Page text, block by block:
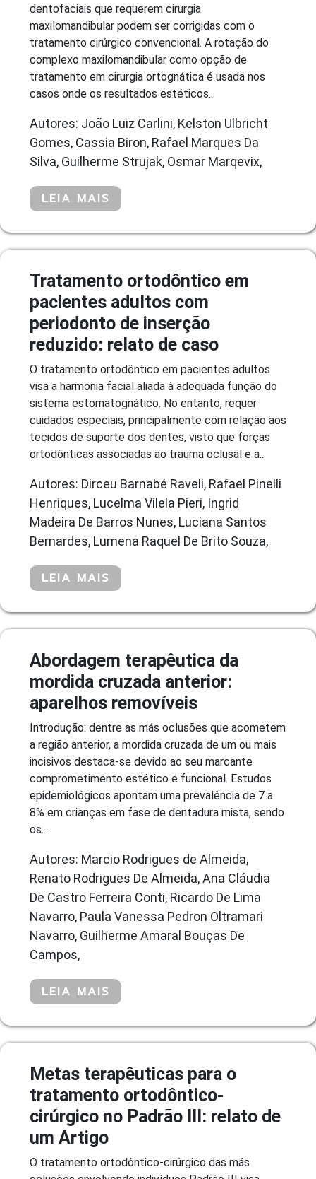
dentofaciais que requerem cirurgia
maxilomandibular podem ser corrigidas com o
tratamento cirúrgico convencional. A rotação do
complexo maxilomandibular como opção de
tratamento em cirurgia ortognática é usada nos
casos onde os resultados estéticos...
Autores: João Luiz Carlini, Kelston Ulbricht
Gomes, Cassia Biron, Rafael Marques Da
Silva, Guilherme Strujak, Osmar Marqevix,
LEIA MAIS
Tratamento ortodôntico em
pacientes adultos com
periodonto de inserção
reduzido: relato de caso
O tratamento ortodôntico em pacientes adultos
visa a harmonia facial aliada à adequada função do
sistema estomatognático. No entanto, requer
cuidados especiais, principalmente com relação aos
tecidos de suporte dos dentes, visto que forças
ortodônticas associadas ao trauma oclusal e a...
Autores: Dirceu Barnabé Raveli, Rafael Pinelli
Henriques, Lucelma Vilela Pieri, Ingrid
Madeira De Barros Nunes, Luciana Santos
Bernardes, Lumena Raquel De Brito Souza,
LEIA MAIS
Abordagem terapêutica da
mordida cruzada anterior:
aparelhos removíveis
Introdução: dentre as más oclusões que acometem
a região anterior, a mordida cruzada de um ou mais
incisivos destaca-se devido ao seu marcante
comprometimento estético e funcional. Estudos
epidemiológicos apontam uma prevalência de 7 a
8% em crianças em fase de dentadura mista, sendo
os...
Autores: Marcio Rodrigues de Almeida,
Renato Rodrigues De Almeida, Ana Cláudia
De Castro Ferreira Conti, Ricardo De Lima
Navarro, Paula Vanessa Pedron Oltramari
Navarro, Guilherme Amaral Bouças De
Campos,
LEIA MAIS
Metas terapêuticas para o
tratamento ortodôntico-
cirúrgico no Padrão III: relato de
um Artigo
O tratamento ortodôntico-cirúrgico das más